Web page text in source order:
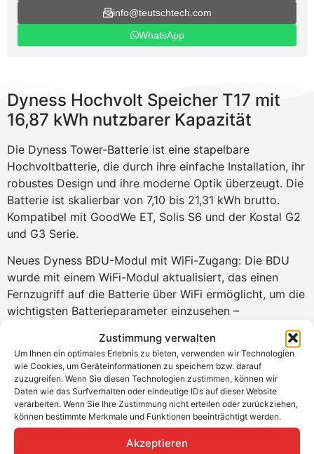
Zustimmung verwalten
Um Ihnen ein optimales Erlebnis zu bieten, verwenden wir Technologien
wie Cookies, um Geräteinformationen zu speichern bzw. darauf
zuzugreifen. Wenn Sie diesen Technologien zustimmen, können wir
Daten wie das Surfverhalten oder eindeutige IDs auf dieser Website
verarbeiten. Wenn Sie Ihre Zustimmung nicht erteilen oder zurückziehen,
können bestimmte Merkmale und Funktionen beeinträchtigt werden.
Akzeptieren
info@teutschtech.com
WhatsApp
Dyness Hochvolt Speicher T17 mit
16,87 kWh nutzbarer Kapazität
Die Dyness Tower-Batterie ist eine stapelbare
Hochvoltbatterie, die durch ihre einfache Installation, ihr
robustes Design und ihre moderne Optik überzeugt. Die
Batterie ist skalierbar von 7,10 bis 21,31 kWh brutto.
Kompatibel mit GoodWe ET, Solis S6 und der Kostal G2
und G3 Serie.
Neues Dyness BDU-Modul mit WiFi-Zugang: Die BDU
wurde mit einem WiFi-Modul aktualisiert, das einen
Fernzugriff auf die Batterie über WiFi ermöglicht, um die
wichtigsten Batterieparameter einzusehen –
Batteriepacks, Temperatur und aktueller Wert des
Entladestroms und andere Parameter, die für die
Ferndiagnose wichtig sind. Der Fernzugriff ist über eine
Handy-App (Android, IOS) oder über einen Webbrowser
von einem Computer aus möglich. Dank des WiFi-
Zugangs kann die BDU aus der Ferne mit der neuesten
Firmware-Version geladen werden, was zu einer